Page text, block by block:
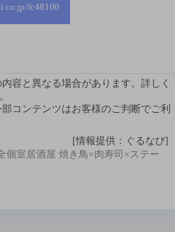
fc48100
容と異なる場合があります。詳しく
コンテンツはお客様のご判断でご利
[情報提供：ぐるなび]
個室居酒屋 焼き鳥×肉寿司×ステー